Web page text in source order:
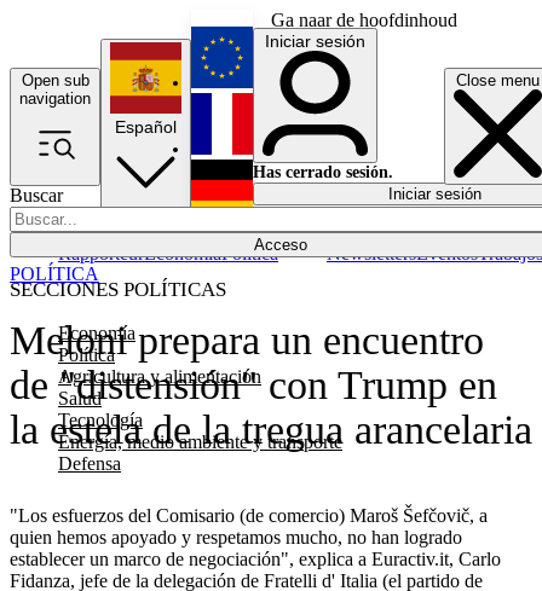
Ga naar de hoofdinhoud
Open sub
navigation
Close menu
Buscar
Acceso
SECCIONES POLÍTICAS
Economía
Política
Agricultura y alimentación
Salud
Tecnología
Energía, medio ambiente y transporte
Defensa
RapporteurEconomíaPolítica NewslettersEventosTrabajos
Español
English
Français
Iniciar sesión
Has cerrado sesión.
Iniciar sesión
Meloni prepara un encuentro
de "distensión" con Trump en
la estela de la tregua arancelaria
"Los esfuerzos del Comisario (de comercio) Maroš Šefčovič, a
quien hemos apoyado y respetamos mucho, no han logrado
establecer un marco de negociación", explica a Euractiv.it, Carlo
Fidanza, jefe de la delegación de Fratelli d' Italia (el partido de
POLÍTICA